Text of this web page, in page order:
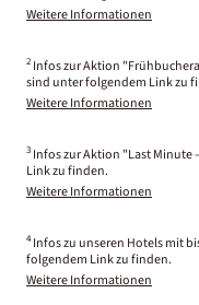
Weitere Informationen
2 Infos zur Aktion
sind unter folgendem Link zu
Weitere Informationen
3 Infos zur Aktion "Last Minute
Link zu finden.
Weitere Informationen
4 Infos zu unseren Hotels mit
folgendem Link zu finden.
Weitere Informationen